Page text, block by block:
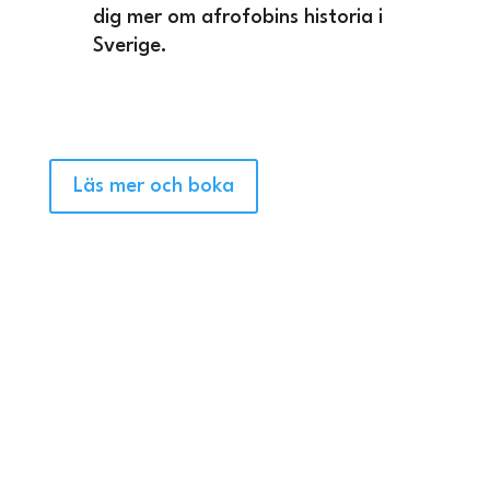
dig mer om afrofobins historia i
Sverige.
Läs mer och boka